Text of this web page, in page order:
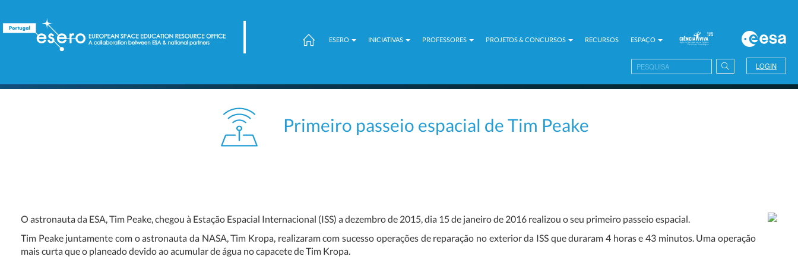
ESERO INICIATIVAS PROFESSORES PROJETOS & CONCURSOS RECURSOS ESPAÇO
LOGIN
Primeiro passeio espacial de Tim Peake
O astronauta da ESA, Tim Peake, chegou à Estação Espacial Internacional (ISS) a dezembro de 2015, dia 15 de janeiro de 2016 realizou o seu primeiro passeio espacial.
Tim Peake juntamente com o astronauta da NASA, Tim Kropa, realizaram com sucesso operações de reparação no exterior da ISS que duraram 4 horas e 43 minutos. Uma operação
mais curta que o planeado devido ao acumular de água no capacete de Tim Kropa.